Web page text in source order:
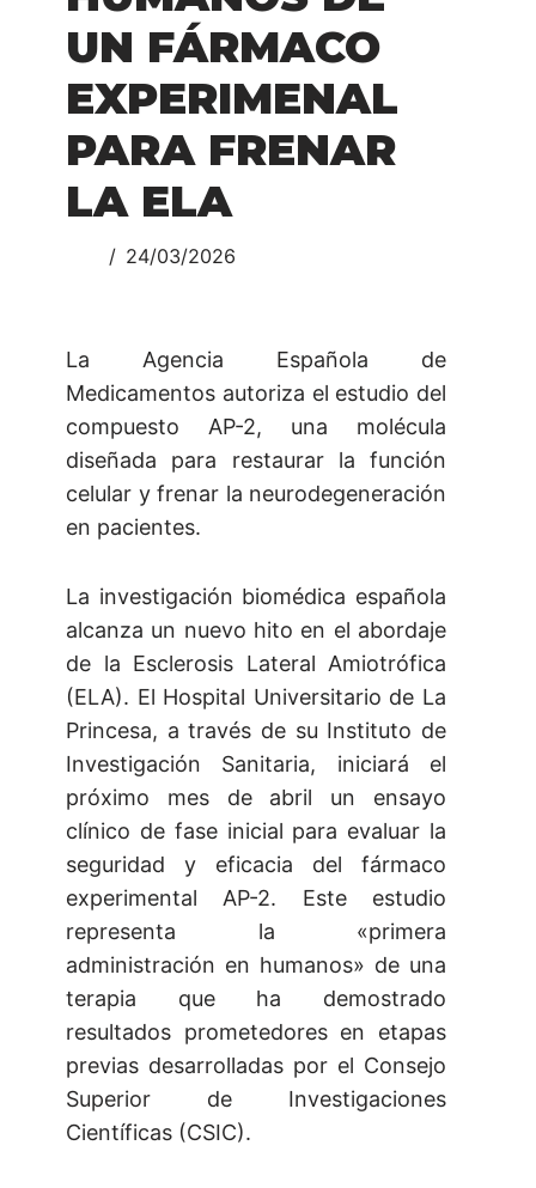
UN FÁRMACO
EXPERIMENAL
PARA FRENAR
LA ELA
24/03/2026
La Agencia Española de
Medicamentos autoriza el estudio del
compuesto AP-2, una molécula
diseñada para restaurar la función
celular y frenar la neurodegeneración
en pacientes.
La investigación biomédica española
alcanza un nuevo hito en el abordaje
de la Esclerosis Lateral Amiotrófica
(ELA). El Hospital Universitario de La
Princesa, a través de su Instituto de
Investigación Sanitaria, iniciará el
próximo mes de abril un ensayo
clínico de fase inicial para evaluar la
seguridad y eficacia del fármaco
experimental AP-2. Este estudio
representa la «primera
administración en humanos» de una
terapia que ha demostrado
resultados prometedores en etapas
previas desarrolladas por el Consejo
Superior de Investigaciones
Científicas (CSIC).